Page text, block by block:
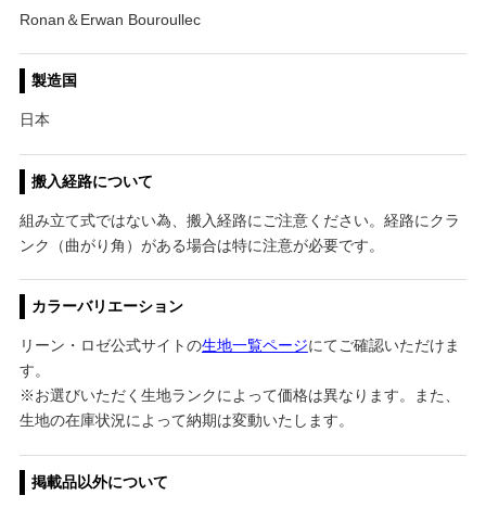
Ronan＆Erwan Bouroullec
製造国
日本
搬入経路について
組み立て式ではない為、搬入経路にご注意ください。経路にクラ
ンク（曲がり角）がある場合は特に注意が必要です。
カラーバリエーション
リーン・ロゼ公式サイトの生地一覧ページにてご確認いただけま
す。
※お選びいただく生地ランクによって価格は異なります。また、
生地の在庫状況によって納期は変動いたします。
掲載品以外について